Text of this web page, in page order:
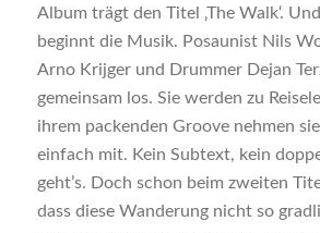
Album trägt den Titel ‚The Walk‘.
beginnt die Musik. Posaunist Nils
Arno Krijger und Drummer Dejan
gemeinsam los. Sie werden zu
ihrem packenden Groove nehmen
einfach mit. Kein Subtext, kein
geht’s. Doch schon beim zweiten
dass diese Wanderung nicht so